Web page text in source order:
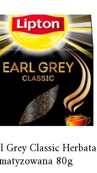
Classic Herbata
80g